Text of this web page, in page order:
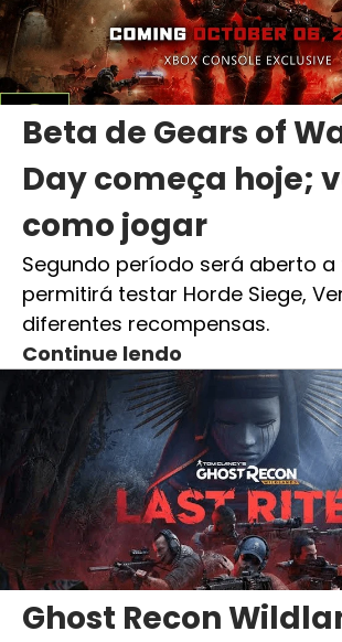
Beta de Gears of
Day começa hoje;
como jogar
Segundo período será aberto
permitirá testar Horde Siege,
diferentes recompensas.
Continue lendo
Ghost Recon